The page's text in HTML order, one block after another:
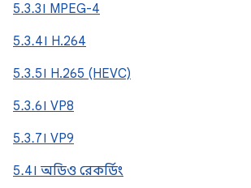
5.3.3। MPEG-4
5.3.4। H.264
5.3.5। H.265 (HEVC)
5.3.6। VP8
5.3.7। VP9
5.4। অডিও রেকর্ডিং